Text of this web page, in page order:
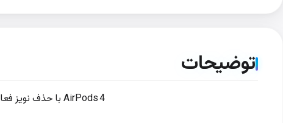
توضیحات
AirPods 4 با حذف نویز فعال، ترکیبی از صدای با کیفیت، راحتی بی‌نظیر و فناوری حذف نویز پیشرفته است.